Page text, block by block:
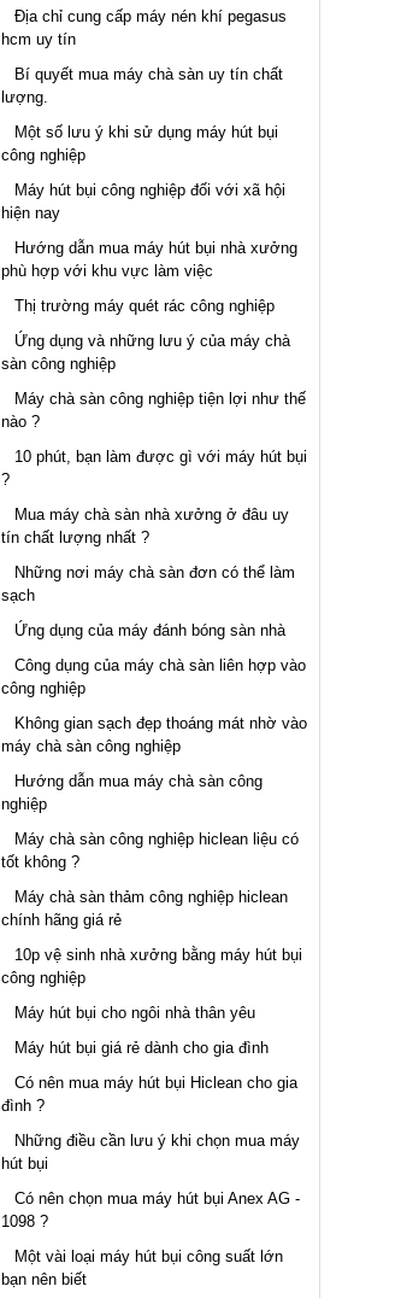
Địa chỉ cung cấp máy nén khí pegasus
hcm uy tín
Bí quyết mua máy chà sàn uy tín chất
lượng.
Một số lưu ý khi sử dụng máy hút bụi
công nghiệp
Máy hút bụi công nghiệp đối với xã hội
hiện nay
Hướng dẫn mua máy hút bụi nhà xưởng
phù hợp với khu vực làm việc
Thị trường máy quét rác công nghiệp
Ứng dụng và những lưu ý của máy chà
sàn công nghiệp
Máy chà sàn công nghiệp tiện lợi như thế
nào ?
10 phút, bạn làm được gì với máy hút bụi
?
Mua máy chà sàn nhà xưởng ở đâu uy
tín chất lượng nhất ?
Những nơi máy chà sàn đơn có thể làm
sạch
Ứng dụng của máy đánh bóng sàn nhà
Công dụng của máy chà sàn liên hợp vào
công nghiệp
Không gian sạch đẹp thoáng mát nhờ vào
máy chà sàn công nghiệp
Hướng dẫn mua máy chà sàn công
nghiệp
Máy chà sàn công nghiệp hiclean liệu có
tốt không ?
Máy chà sàn thảm công nghiệp hiclean
chính hãng giá rẻ
10p vệ sinh nhà xưởng bằng máy hút bụi
công nghiệp
Máy hút bụi cho ngôi nhà thân yêu
Máy hút bụi giá rẻ dành cho gia đình
Có nên mua máy hút bụi Hiclean cho gia
đình ?
Những điều cần lưu ý khi chọn mua máy
hút bụi
Có nên chọn mua máy hút bụi Anex AG -
1098 ?
Một vài loại máy hút bụi công suất lớn
bạn nên biết